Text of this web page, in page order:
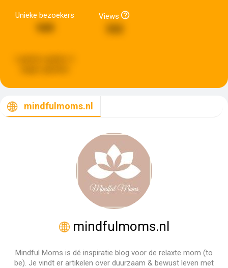
Unieke bezoekers Views
mindfulmoms.nl
mindfulmoms.nl
Mindful Moms is dé inspiratie blog voor de relaxte mom (to
be). Je vindt er artikelen over duurzaam & bewust leven met